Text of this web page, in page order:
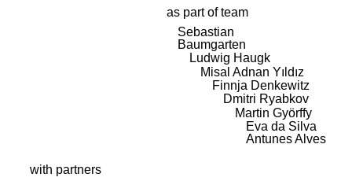
as part of team
Sebastian
Baumgarten
Ludwig Haugk
Misal Adnan Yıldız
Finnja Denkewitz
Dmitri Ryabkov
Martin Györffy
Eva da Silva
Antunes Alves
with partners